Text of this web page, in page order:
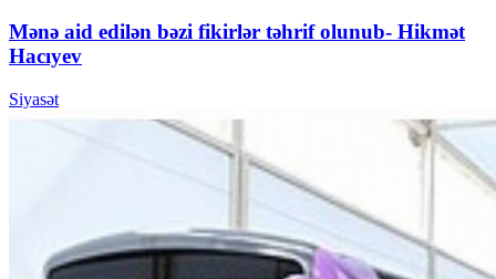
Mənə aid edilən bəzi fikirlər təhrif olunub- Hikmət
Hacıyev
Siyasət